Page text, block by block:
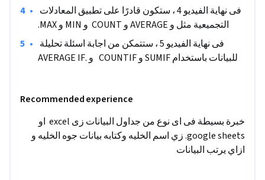
المبتدئين في excel  والمهتمين بالبيانات و ازاي نعدلها ونحللها
باستخدام وظائف ومعادلات اساسيه.
•
التجميعية مثل و AVERAGE و COUNT  و MIN و MAX.
•
للبيانات باستخدام SUMIF و COUNTIF   و .AVERAGE IF
Recommended experience
ازاي يرتب البيانات